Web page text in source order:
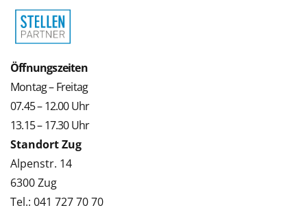
Öffnungszeiten
Montag – Freitag
07.45 – 12.00 Uhr
13.15 – 17.30 Uhr
Standort Zug
Alpenstr. 14
6300 Zug
Tel.: 041 727 70 70